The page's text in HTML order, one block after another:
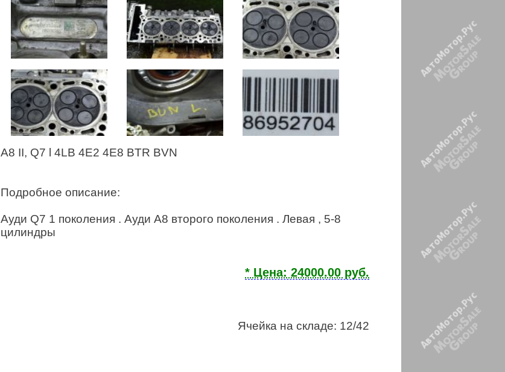
A8 II, Q7 l 4LB 4E2 4E8 BTR BVN
Подробное описание:
Ауди Q7 1 поколения . Ауди А8 второго поколения . Левая , 5-8
цилиндры
* Цена: 24000.00 руб.
Ячейка на складе: 12/42